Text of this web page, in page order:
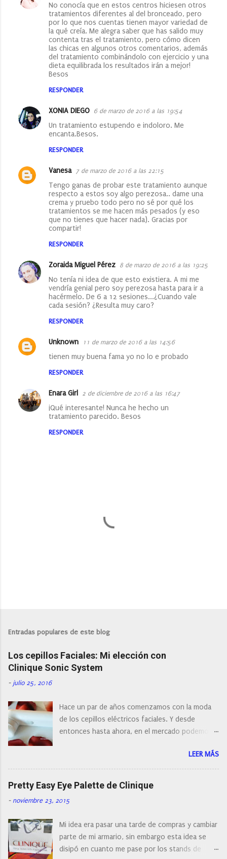
No conocía que en estos centros hiciesen otros
tratamientos diferentes al del bronceado, pero
por lo que nos cuentas tienen mayor variedad de
la qué creía. Me alegra saber que has salido muy
contenta tras el tratamiento, pero cómo dicen
las chicas en algunos otros comentarios, además
del tratamiento combinándolo con ejercicio y una
dieta equilibrada los resultados irán a mejor!
Besos
RESPONDER
XONIA DIEGO 6 de marzo de 2016 a las 19:54
Un tratamiento estupendo e indoloro. Me
encanta.Besos.
RESPONDER
Vanesa 7 de marzo de 2016 a las 22:15
Tengo ganas de probar este tratamiento aunque
respecto a estos soy algo perezosa.. dame una
crema y pruebo todo pero no sé por qué los
tratamientos se me hacen más pesados (y eso
que no tienes que hacer nada). Gracias por
compartir!
RESPONDER
Zoraida Miguel Pérez 8 de marzo de 2016 a las 19:25
No tenía ni idea de que esto existiera. A mi me
vendría genial pero soy perezosa hasta para ir a
hacérmelo. De 6 a 12 sesiones...¿Cuando vale
cada sesión? ¿Resulta muy caro?
RESPONDER
Unknown 11 de marzo de 2016 a las 14:56
tienen muy buena fama yo no lo e probado
RESPONDER
Enara Girl 2 de diciembre de 2016 a las 16:47
¡Qué interesante! Nunca he hecho un
tratamiento parecido. Besos
RESPONDER
l
a
r
n
o
m
e
n
t
a
o
Entradas populares de este blog
Los cepillos Faciales: Mi elección con
Clinique Sonic System
- julio 25, 2016
Hace un par de años comenzamos con la moda
de los cepillos eléctricos faciales. Y desde
entonces hasta ahora, en el mercado podemos
con diferentes características, a pilas, a batería,
cepillos de rotación o de oscilación... y
naturalmente de todos los precios. Existe en la
actualidad tal variedad, que antes de hacer la
compra debemos de hacernos unas preguntas:
post os voy a dar mi opinión de porque elegí mi
cepillo facial de Clinique
LEER MÁS
Pretty Easy Eye Palette de Clinique
- noviembre 23, 2015
Mi idea era pasar una tarde de compras y cambiar
parte de mi armario, sin embargo esta idea se
disipó en cuanto me pase por los stands de